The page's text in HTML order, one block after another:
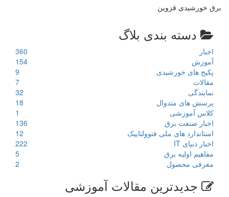
برق خورشیدی قزوین
دسته بندی بلاگ
اخبار
360
آموزش
154
پکیج های خورشیدی
9
مقالات
7
نمایندگی
32
پرسش های متدوال
18
کلاس آموزشی
1
اخبار صنعت برق
136
استاندارد های ملی فتوولتاییک
12
اخبار دنیای IT
222
مفاهیم اولیه برق
5
معرفی محصول
2
جدیدترین مقالات آموزشی